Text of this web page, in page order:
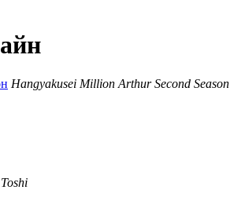
Hangyakusei Million Arthur Second Season